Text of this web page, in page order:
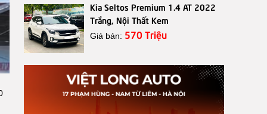
Kia Seltos Premium 1.4 AT 2022
Trắng, Nội Thất Kem
Giá bán: 570 Triệu